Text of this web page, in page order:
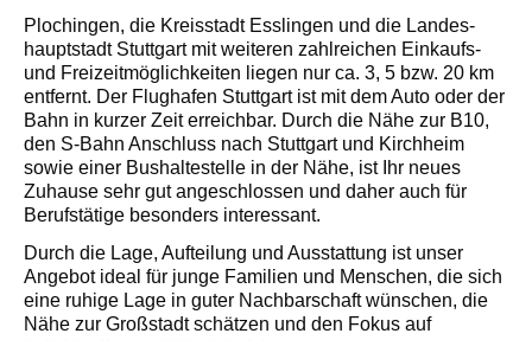
Plochingen, die Kreisstadt Esslingen und die Landes­
hauptstadt Stuttgart mit weiteren zahlreichen Einkaufs­-
und Freizeitmöglichkeiten liegen nur ca. 3, 5 bzw. 20 km
entfernt. Der Flughafen Stuttgart ist mit dem Auto oder der
Bahn in kurzer Zeit erreichbar. Durch die Nähe zur B10,
den S-Bahn Anschluss nach Stuttgart und Kirch­heim
sowie einer Bushaltestelle in der Nähe, ist Ihr neu­es
Zuhause sehr gut angeschlossen und daher auch für
Berufstätige besonders interessant.
Durch die Lage, Aufteilung und Ausstattung ist unser
Angebot ideal für junge Familien und Menschen, die sich
eine ruhige Lage in guter Nachbarschaft wünschen, die
Nähe zur Großstadt schätzen und den Fokus auf